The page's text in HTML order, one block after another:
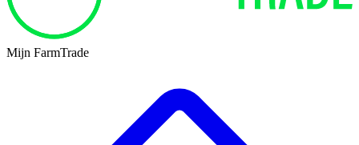
Mijn FarmTrade